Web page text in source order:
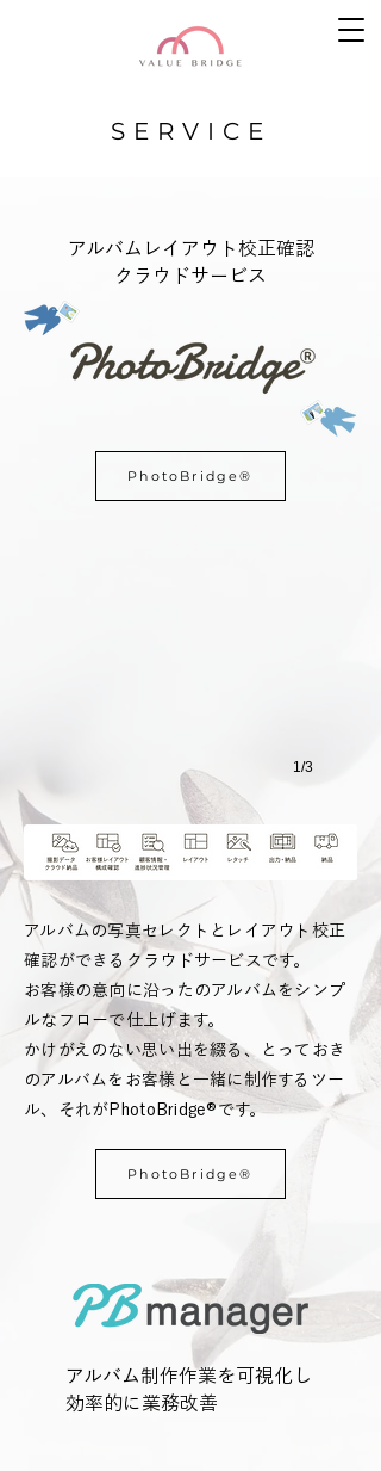
SERVICE
アルバムレイアウト校正確認
クラウドサービス
PhotoBridge®
PREMIUM SELECT お客様操作画面
1/3
アルバムの写真セレクトとレイアウト校正
確認ができるクラウドサービスです。
お客様の意向に沿ったのアルバムをシンプ
ルなフローで仕上げます。
かけがえのない思い出を綴る、とっておき
のアルバムをお客様と一緒に制作するツー
ル、それがPhotoBridge®です。
PhotoBridge®
アルバム制作作業を可視化し
効率的に業務改善
スタッフアルバム進捗管理